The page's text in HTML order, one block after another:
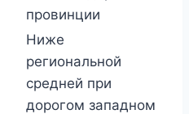
провинции
Ниже
региональной
средней при
дорогом западном